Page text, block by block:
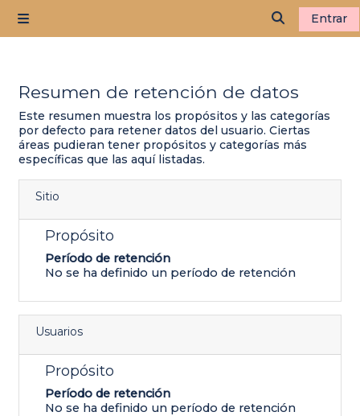
Selector de
Entrar
Resumen de retención de datos
Este resumen muestra los propósitos y las categorías
por defecto para retener datos del usuario. Ciertas
áreas pudieran tener propósitos y categorías más
específicas que las aquí listadas.
Sitio
Propósito
Período de retención
No se ha definido un período de retención
Usuarios
Propósito
Período de retención
No se ha definido un período de retención